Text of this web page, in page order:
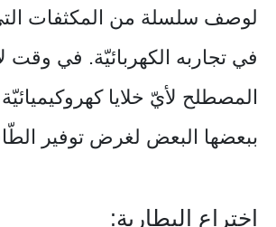
لوصف سلسلة من المكثفات
في تجاربه الكهربائيّة. في
المصطلح لأيّ خلايا
ببعضها البعض لغرض توفير
اختراع البطارية: